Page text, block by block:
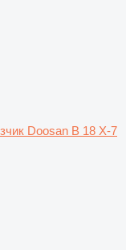
Doosan B 18 X-7